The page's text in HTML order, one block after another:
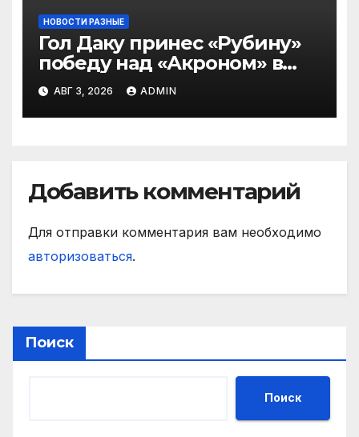
НОВОСТИ РАЗНЫЕ
Гол Даку принес «Рубину»
победу над «Акроном» в
матче РПЛ
АВГ 3, 2026 ADMIN
Добавить комментарий
Для отправки комментария вам необходимо
авторизоваться.
Поиск
Поиск